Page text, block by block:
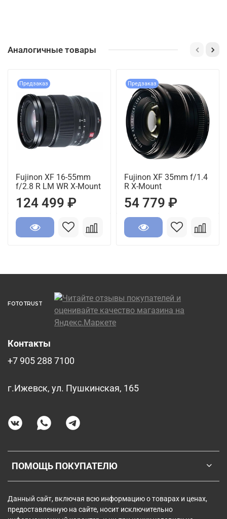
Аналогичные товары
Предзаказ
Fujinon XF 16-55mm
f/2.8 R LM WR X-Mount
124 499 ₽
Предзаказ
Fujinon XF 35mm f/1.4
R X-Mount
54 779 ₽
FOTOTRUST
ПОМОЩЬ ПОКУПАТЕЛЮ
Контакты
+7 905 288 7100
г.Ижевск, ул. Пушкинская, 165
Данный сайт, включая всю информацию о товарах и ценах,
предоставленную на сайте, носит исключительно